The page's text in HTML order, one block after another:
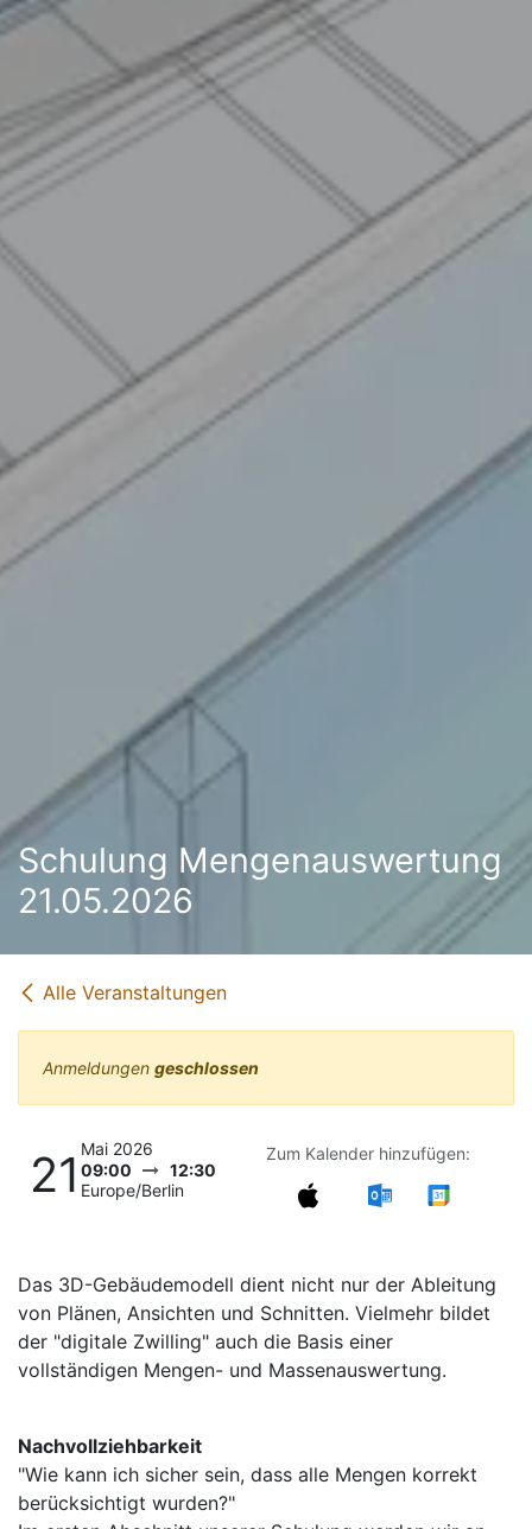
Schulung Mengenauswertung
21.05.2026
Alle Veranstaltungen
Anmeldungen geschlossen
21 Mai 2026
09:00
12:30
Europe/Berlin
Zum Kalender hinzufügen:
Das 3D-Gebäudemodell dient nicht nur der Ableitung
von Plänen, Ansichten und Schnitten. Vielmehr bildet
der "digitale Zwilling" auch die Basis einer
vollständigen Mengen- und Massenauswertung.
Nachvollziehbarkeit
"Wie kann ich sicher sein, dass alle Mengen korrekt
berücksichtigt wurden?"